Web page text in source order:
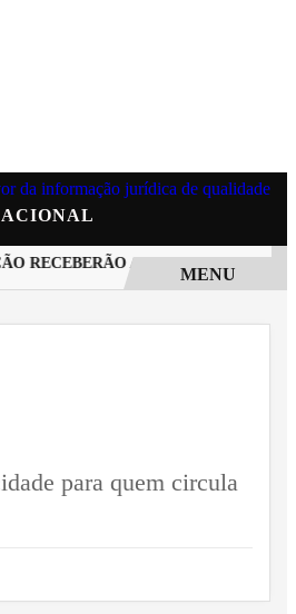
AVISO QUANDO
MENU
para quem circula